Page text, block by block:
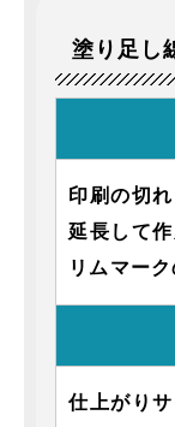
塗り足し
印刷の切
延長して
リムマー
仕上がり